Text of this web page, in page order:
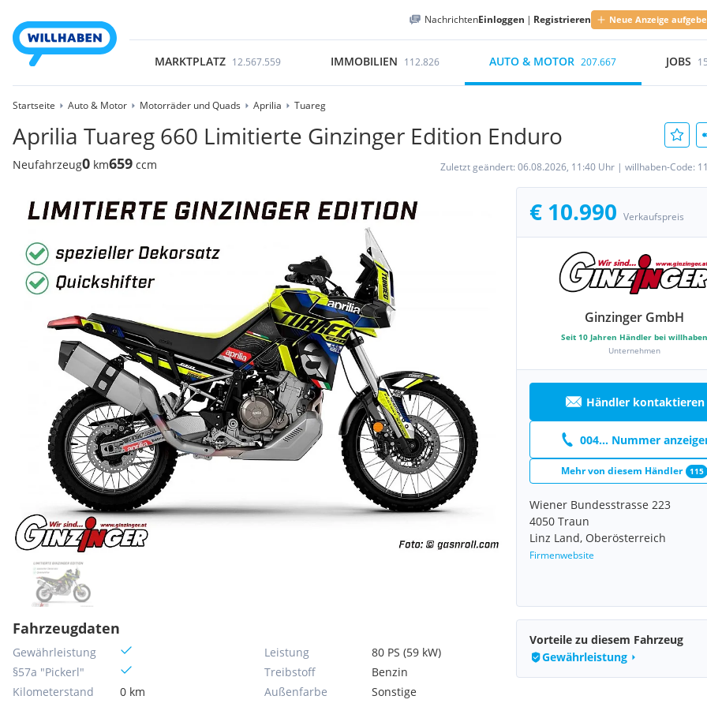
NachrichtenEinloggen | Registrieren Neue Anzeige
MARKTPLATZ 12.567.559 IMMOBILIEN 112.826 AUTO & MOTOR 207.667 JOBS
Startseite Auto & Motor Motorräder und Quads Aprilia Tuareg
Aprilia Tuareg 660 Limitierte Ginzinger Edition Enduro
Neufahrzeug0 km659 ccm Zuletzt geändert: 06.08.2026, 11:40 Uhr | willhaben-Code:
€ 10.990 Verkaufspreis
Ginzinger GmbH
Seit 10 Jahren Händler bei willhaben
Unternehmen
Händler kontaktieren
004... Nummer
Mehr von diesem Händler 115
Wiener Bundesstrasse 223
4050 Traun
Linz Land, Oberösterreich
Firmenwebsite
Fahrzeugdaten
Gewährleistung
§57a "Pickerl"
Kilometerstand
0 km
Leistung
80 PS (59 kW)
Treibstoff
Benzin
Außenfarbe
Sonstige
Vorteile zu diesem Fahrzeug
Gewährleistung